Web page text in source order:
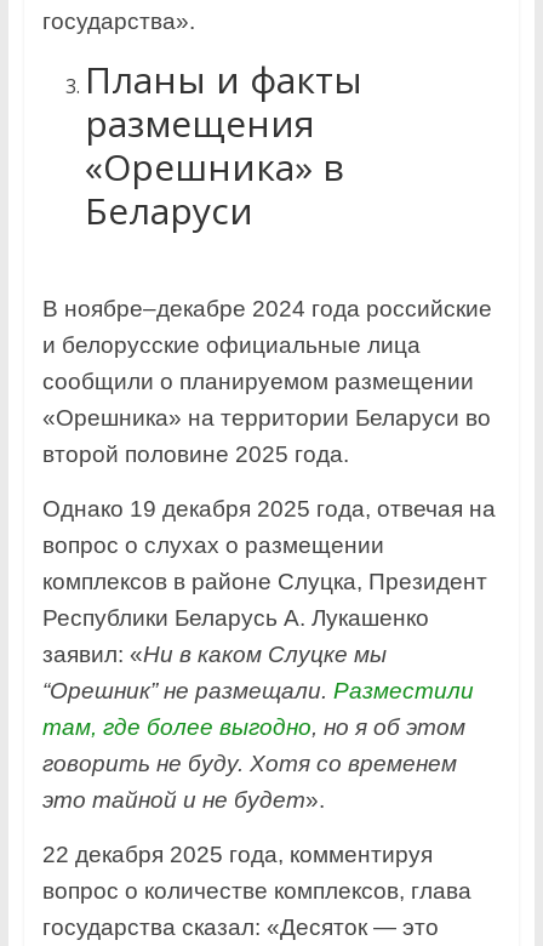
государства».
Планы и факты
размещения
«Орешника» в
Беларуси
В ноябре–декабре 2024 года российские
и белорусские официальные лица
сообщили о планируемом размещении
«Орешника» на территории Беларуси во
второй половине 2025 года.
Однако 19 декабря 2025 года, отвечая на
вопрос о слухах о размещении
комплексов в районе Слуцка, Президент
Республики Беларусь А. Лукашенко
заявил: «Ни в каком Слуцке мы
“Орешник” не размещали. Разместили
там, где более выгодно, но я об этом
говорить не буду. Хотя со временем
это тайной и не будет».
22 декабря 2025 года, комментируя
вопрос о количестве комплексов, глава
государства сказал: «Десяток — это